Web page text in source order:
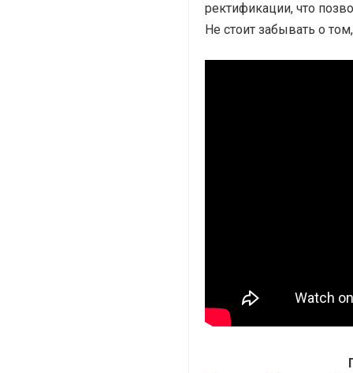
ректификации, что
Не стоит забывать о